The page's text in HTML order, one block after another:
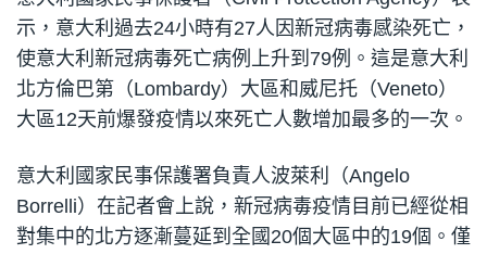
示，意大利過去24小時有27人因新冠病毒感染死亡，
使意大利新冠病毒死亡病例上升到79例。這是意大利
北方倫巴第（Lombardy）大區和威尼托（Veneto）
大區12天前爆發疫情以來死亡人數增加最多的一次。
意大利國家民事保護署負責人波萊利（Angelo
Borrelli）在記者會上說，新冠病毒疫情目前已經從相
對集中的北方逐漸蔓延到全國20個大區中的19個。僅